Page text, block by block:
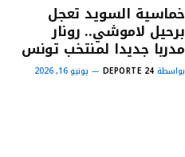
خماسية السويد تعجل
برحيل لاموشي.. رونار
مدربا جديدا لمنتخب تونس
بواسطة DEPORTE 24 يونيو 16, 2026